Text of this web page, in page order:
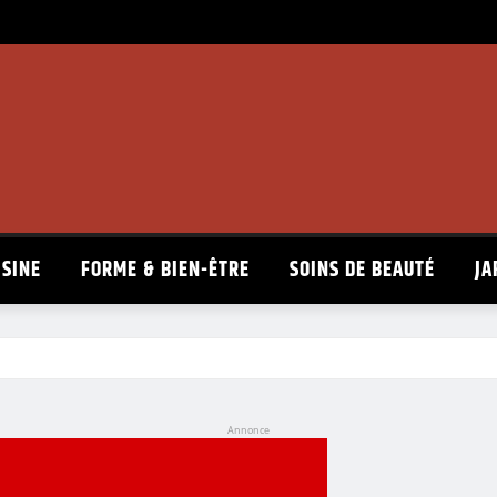
FORME & BIEN-ÊTRE SOINS DE BEAUTÉ
Annonce